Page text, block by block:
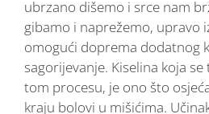
ubrzano dišemo i srce nam
gibamo i naprežemo, upravo
omogući doprema dodatnog
sagorijevanje. Kiselina koja
tom procesu, je ono što
kraju bolovi u mišićima.